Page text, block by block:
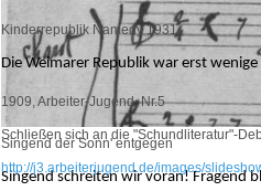
Singend der Sonn' entgegen
Singend schreiten wir voran! Fragend
Kinderrepublik Namedy 1931
Die Weimarer Republik war erst
1909, Arbeiter-Jugend, Nr.5
Schließen sich an die "Schundliteratur"-
http://j3.arbeiterjugend.de/images/